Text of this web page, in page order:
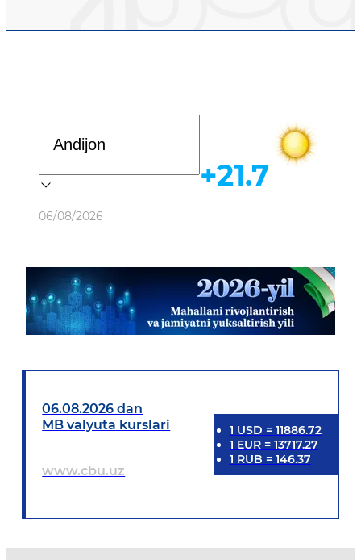
Ob-havo
06/08/2026
+21.7
06.08.2026 dan
MB valyuta kurslari
www.cbu.uz
1 USD = 11886.72
1 EUR= 13717.27
1 RUB = 146.37